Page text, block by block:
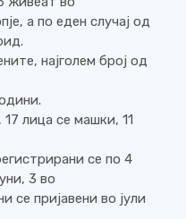
а по еден случај од
најголем број од
лица се машки, 11
се по 4
3 во
се пријавени во јули